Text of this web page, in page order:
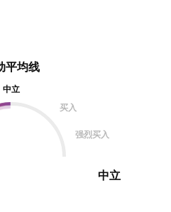
平均线
中立
买入
强烈买入
中立